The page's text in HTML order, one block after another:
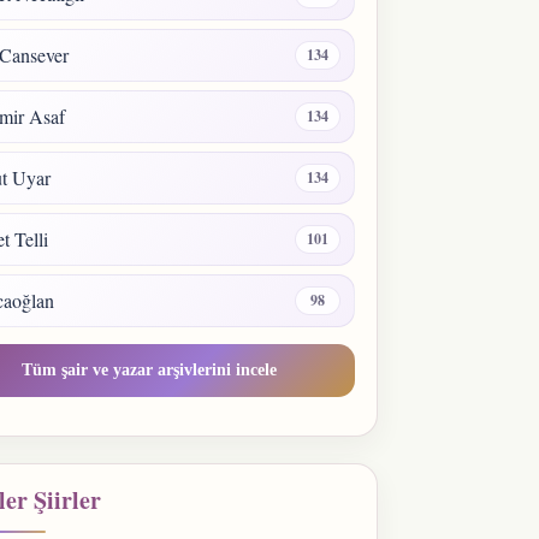
134
Asaf 134
Uyar 134
Telli 101
98
Tüm şair ve yazar arşivlerini incele
Şiirler